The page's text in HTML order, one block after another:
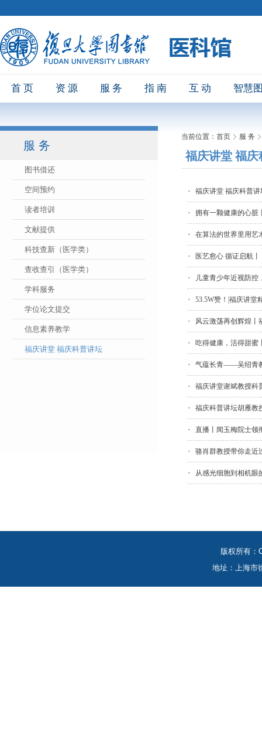
首 页 资 源 服 务 指 南 互 动 智慧
服 务
图书借还
空间预约
读者培训
文献提供
科技查新（医学类）
查收查引（医学类）
学科服务
学位论文提交
信息素养教学
福庆讲堂 福庆科普讲坛
当前位置： 首页 服 务
福庆讲堂 福庆
福庆讲堂 福庆科普讲
拥有一颗健康的心脏
在算法的世界里用艺
医艺愈心 循证启航
儿童青少年近视防控
53.5W赞！|福庆讲堂
风云激荡再创辉煌丨
吃得健康，活得甜蜜
气蕴长青——吴绍青
福庆讲堂谢斌教授科
福庆科普讲坛胡雁教
直播丨闻玉梅院士领
骆肖群教授带你走近
从感光细胞到相机眼
版权所有：
地址：上海市